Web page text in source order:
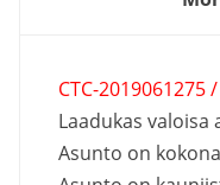
CTC-2019061275
Laadukas valoisa
Asunto on